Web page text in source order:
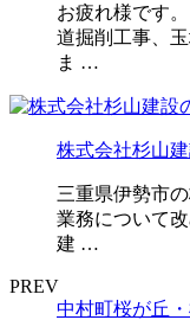
お疲れ様です
道掘削工事、
ま …
株式会社杉山
三重県伊勢市
業務について
建 …
PREV
中村町桜が丘